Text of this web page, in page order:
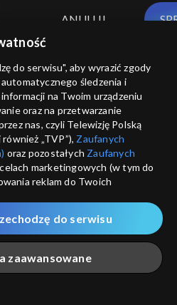
ANULUJ
do serwisu", aby wyrazić zgody
śledzenia i
na Twoim urządzeniu
oraz na przetwarzanie
nas, czyli Telewizję Polską
„TVP”), Zaufanych
oraz pozostałych Zaufanych
marketingowych (w tym do
reklam do Twoich
zgody na udostępnianie
do Google.
podczas odwiedzania przez
serwisówzwanych dalej
zapisywane za pomocą
zaawansowane
do serwisu